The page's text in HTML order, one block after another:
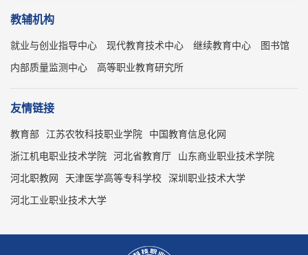
教辅机构
就业与创业指导中心 现代教育技术中心 继续教育中心
图书馆
内部质量监测中心
高等职业教育研究所
友情链接
教育部 江苏农牧科技职业学院 中国教育信息化网
浙江机电职业技术学院 河北省教育厅 山东商业职业技术学院
河北职教网 天津医学高等专科学校 深圳职业技术大学
河北工业职业技术大学